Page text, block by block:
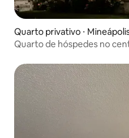
Quarto privativo ⋅
Quarto de hóspedes no